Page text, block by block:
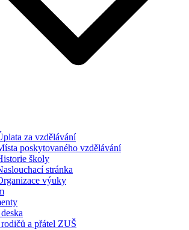
za vzdělávání
poskytovaného vzdělávání
školy
stránka
výuky
a přátel ZUŠ